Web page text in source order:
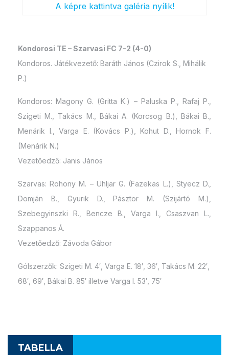
A képre kattintva galéria nyílik!
Kondorosi TE – Szarvasi FC 7-2 (4-0)
Kondoros. Játékvezető: Baráth János (Czirok S., Mihálik
P.)
Kondoros: Magony G. (Gritta K.) – Paluska P., Rafaj P.,
Szigeti M., Takács M., Bákai A. (Korcsog B.), Bákai B.,
Menárik I., Varga E. (Kovács P.), Kohut D., Hornok F.
(Menárik N.)
Vezetőedző: Janis János
Szarvas: Rohony M. – Uhljar G. (Fazekas L.), Styecz D.,
Domján B., Gyurik D., Pásztor M. (Szijártó M.),
Szebegyinszki R., Bencze B., Varga I., Csaszvan L.,
Szappanos Á.
Vezetőedző: Závoda Gábor
Gólszerzők: Szigeti M. 4′, Varga E. 18′, 36′, Takács M. 22′,
68′, 69′, Bákai B. 85′ illetve Varga I. 53′, 75′
TABELLA